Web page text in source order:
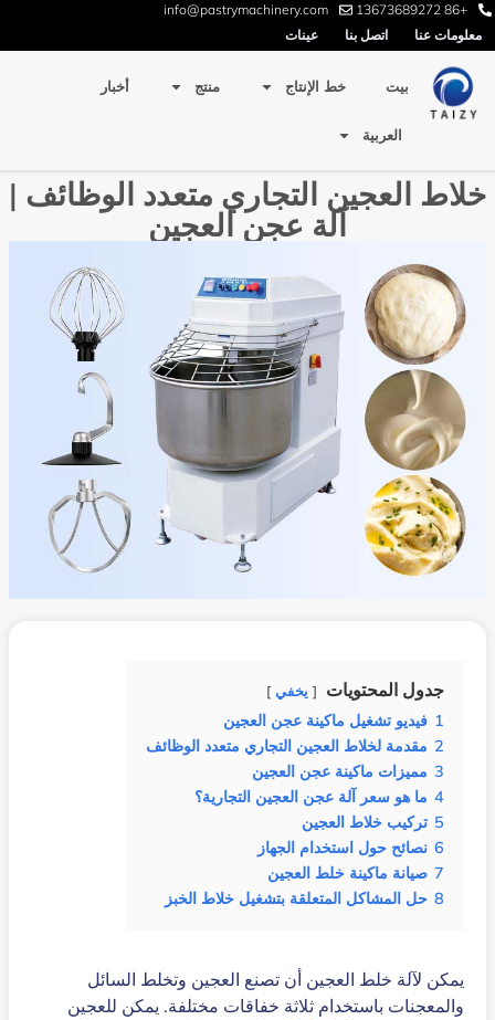
+86 13673689272
info@pastrymachinery.com
معلومات عنا
اتصل بنا عينات
بيت خط الإنتاج منتج أخبار
العربية
خلاط العجين التجاري متعدد الوظائف |
آلة عجن العجين
جدول المحتويات يخفي
1 فيديو تشغيل ماكينة عجن العجين
2 مقدمة لخلاط العجين التجاري متعدد الوظائف
3 مميزات ماكينة عجن العجين
4 ما هو سعر آلة عجن العجين التجارية؟
5 تركيب خلاط العجين
6 نصائح حول استخدام الجهاز
7 صيانة ماكينة خلط العجين
8 حل المشاكل المتعلقة بتشغيل خلاط الخبز
يمكن لآلة خلط العجين أن تصنع العجين وتخلط السائل
والمعجنات باستخدام ثلاثة خفاقات مختلفة. يمكن للعجين